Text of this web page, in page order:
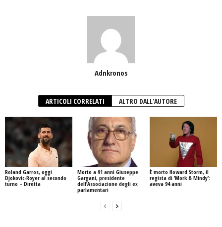
Adnkronos
ARTICOLI CORRELATI ALTRO DALL'AUTORE
Roland Garros, oggi
Djokovic-Royer al secondo
turno – Diretta
Morto a 91 anni Giuseppe
Gargani, presidente
dell’Associazione degli ex
parlamentari
È morto Howard Storm, il
regista di ‘Mork & Mindy’:
aveva 94 anni